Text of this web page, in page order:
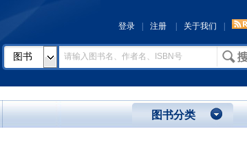
登录 注册 关于我们
图书
图书分类